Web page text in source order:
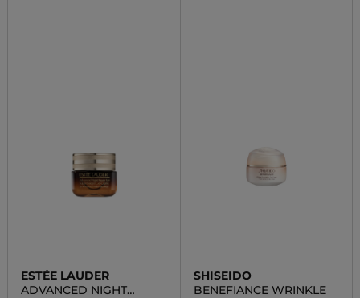
ESTÉE LAUDER
ADVANCED NIGHT
SHISEIDO
BENEFIANCE WRINKLE